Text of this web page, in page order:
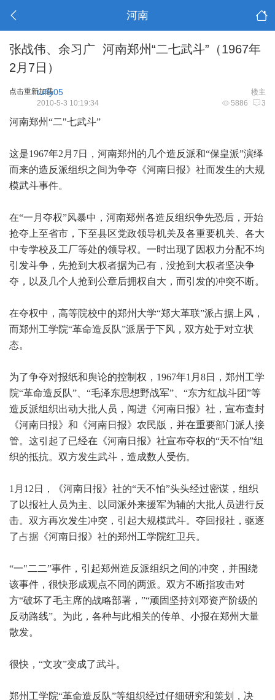
河南
张战伟、余习广 河南郑州“二七武斗”（1967年
2月7日）
点击重新加载 楼主
tuffy05
5886 3
2010-5-3 10:19:34
河南郑州“二"七武斗”
这是1967年2月7日，河南郑州的几个造反派和“保皇派”演绎
而来的造反派组织之间为争夺《河南日报》社而发生的大规
模武斗事件。
在“一月夺权”风暴中，河南郑州各造反组织争先恐后，开始
抢夺上至省市，下至县区党政领导机关及各重要机关、各大
中专学校及工厂等处的领导权。一时出现了因权力分配不均
引发斗争，先抢到大权者据为己有，没抢到大权者坚决争
夺，以及几个人抢到公章后拥权自大，而引发的冲突不断。
在夺权中，高等院校中的郑州大学“郑大革联”派占据上风，
而郑州工学院“革命造反队”派居于下风，双方处于对立状
态。
为了争夺对报纸和舆论的控制权，1967年1月8日，郑州工学
院“革命造反队”、“毛泽东思想野战军”、“东方红战斗团”等
造反派组织出动大批人员，闯进《河南日报》社，宣布查封
《河南日报》和《河南日报》农民版，并在重要部门派人接
管。这引起了已经在《河南日报》社宣布夺权的“天不怕”组
织的抵抗。双方发生武斗，造成数人受伤。
1月12日，《河南日报》社的“天不怕”头头经过密谋，组织
了以报社人员为主、以同派外来援军为辅的大批人员进行反
击。双方再次发生冲突，引起大规模武斗。夺回报社，驱逐
了占据《河南日报》社的郑州工学院红卫兵。
“一"二二”事件，引起郑州造反派组织之间的冲突，并围绕
该事件，很快形成观点不同的两派。双方不断指攻击对
方“破坏了毛主席的战略部署，”“顽固坚持刘邓资产阶级的
反动路线”。为此，各种与此相关的传单、小报在郑州大量
散发。
很快，“文攻”变成了武斗。
郑州工学院“革命造反队”等组织经过仔细研究和策划，决